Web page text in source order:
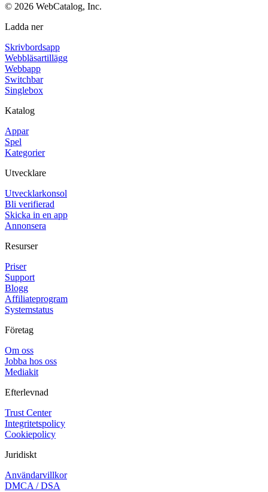
© 2026 WebCatalog, Inc.
Ladda ner
Skrivbordsapp
Webbläsartillägg
Webbapp
Switchbar
Singlebox
Katalog
Appar
Spel
Kategorier
Utvecklare
Utvecklarkonsol
Bli verifierad
Skicka in en app
Annonsera
Resurser
Priser
Support
Blogg
Affiliateprogram
Systemstatus
Företag
Om oss
Jobba hos oss
Mediakit
Efterlevnad
Trust Center
Integritetspolicy
Cookiepolicy
Juridiskt
Användarvillkor
DMCA / DSA